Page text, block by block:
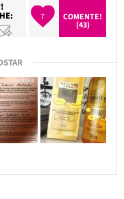
7
COMENTE!
(43)